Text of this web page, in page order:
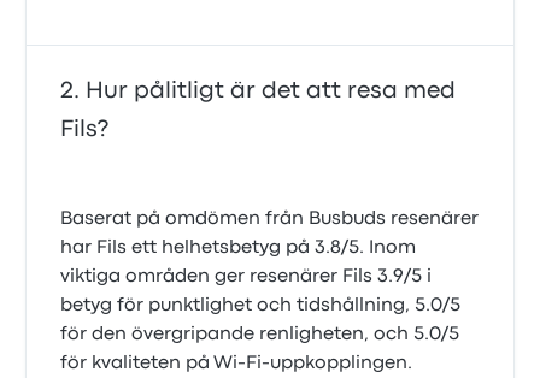
Hur pålitligt är det att resa med
Fils?
Baserat på omdömen från Busbuds resenärer
har Fils ett helhetsbetyg på 3.8/5. Inom
viktiga områden ger resenärer Fils 3.9/5 i
betyg för punktlighet och tidshållning, 5.0/5
för den övergripande renligheten, och 5.0/5
för kvaliteten på Wi‑Fi‑uppkopplingen.